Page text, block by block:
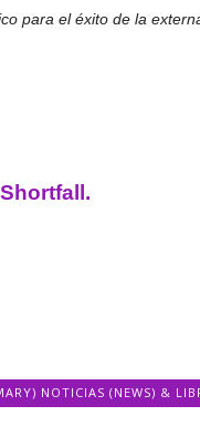
para el éxito de la
NOTICIAS (NEWS) &